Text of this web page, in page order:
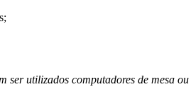
ser utilizados computadores de mesa